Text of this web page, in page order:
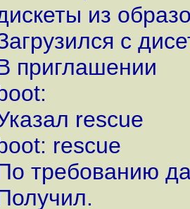
из
с
приглашении
rescue
rescue
требованию